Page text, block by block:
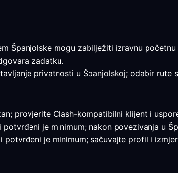
Španjolske mogu zabilježiti izravnu
zadatku.
privatnosti u Španjolskoj; odabir
provjerite Clash-kompatibilni klijent i
potvrđeni je minimum; nakon povezivanja u
potvrđeni je minimum; sačuvajte profil i